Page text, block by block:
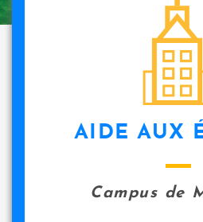
AIDE AUX
Campus de